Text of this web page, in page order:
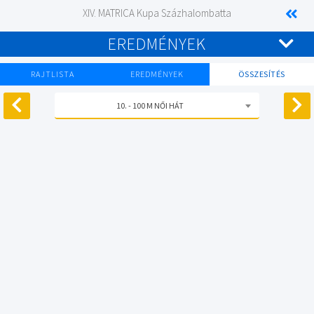
XIV. MATRICA Kupa Százhalombatta
EREDMÉNYEK
RAJTLISTA EREDMÉNYEK ÖSSZESÍTÉS
10. - 100 M NŐI HÁT